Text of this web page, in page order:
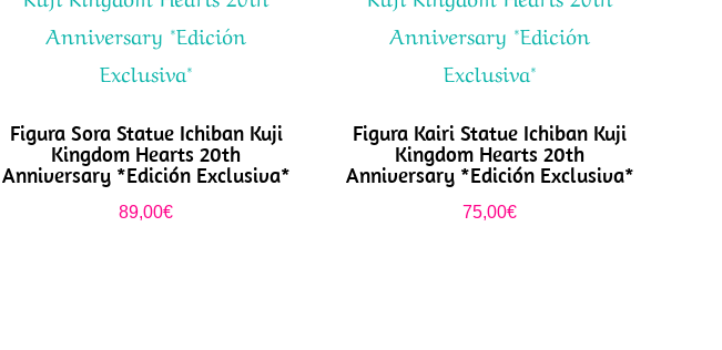
Figura Sora Statue Ichiban Kuji
Kingdom Hearts 20th
Anniversary *Edición Exclusiva*
89,00€
Figura Kairi Statue Ichiban Kuji
Kingdom Hearts 20th
Anniversary *Edición Exclusiva*
75,00€